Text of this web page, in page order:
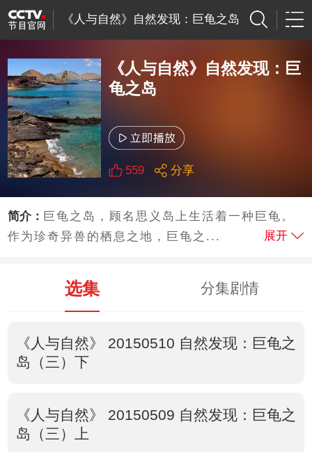
《人与自然》自然发现：巨龟之岛
《人与自然》自然发现：巨
龟之岛
559 分享
简介： 巨龟之岛，顾名思义岛上生活着一种巨龟。
作为珍奇异兽的栖息之地，巨龟之...
展开
选集 分集剧情
《人与自然》 20150510 自然发现：巨龟之
岛（三）下
《人与自然》 20150509 自然发现：巨龟之
岛（三）上